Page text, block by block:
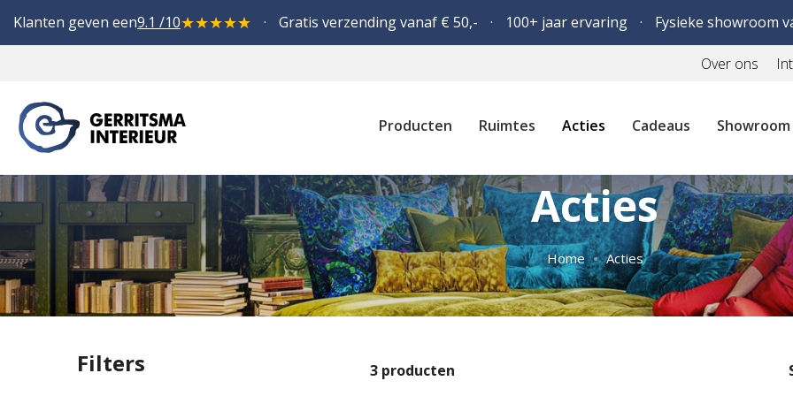
Klanten geven een9.1 /10★★★★★ Gratis verzending vanaf € 50,- 100+ jaar ervaring Fysieke showroom
Over ons
Producten Ruimtes Acties Cadeaus Showroom
Acties
Home Acties
3producten
Filters